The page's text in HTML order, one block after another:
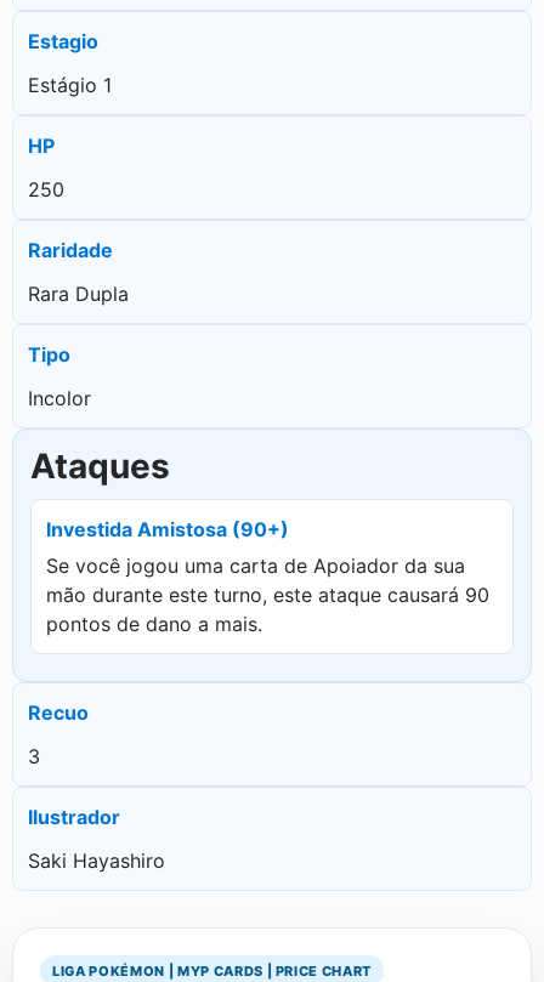
Estagio
Estágio 1
HP
250
Raridade
Rara Dupla
Tipo
Incolor
Ataques
Investida Amistosa (90+)
Se você jogou uma carta de Apoiador da sua
mão durante este turno, este ataque causará 90
pontos de dano a mais.
Recuo
3
Ilustrador
Saki Hayashiro
LIGA POKÉMON | MYP CARDS | PRICE CHART